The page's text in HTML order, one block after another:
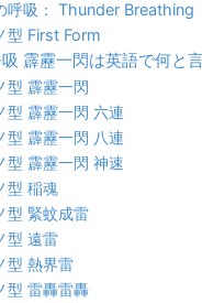
呼吸： Thunder Breathing
型 First Form
霹靂一閃は英語で何と
型 霹靂一閃
型 霹靂一閃 六連
型 霹靂一閃 八連
型 霹靂一閃 神速
型 稲魂
型 緊蚊成雷
型 遠雷
型 熱界雷
型 雷轟雷轟